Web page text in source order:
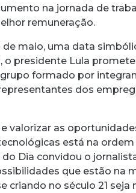
na jornada de
remuneração.
de maio, uma data
o presidente Lula
formado por
dos
valorizar as
está na ordem
Dia convidou o
que estão na
criando no século 21 seja